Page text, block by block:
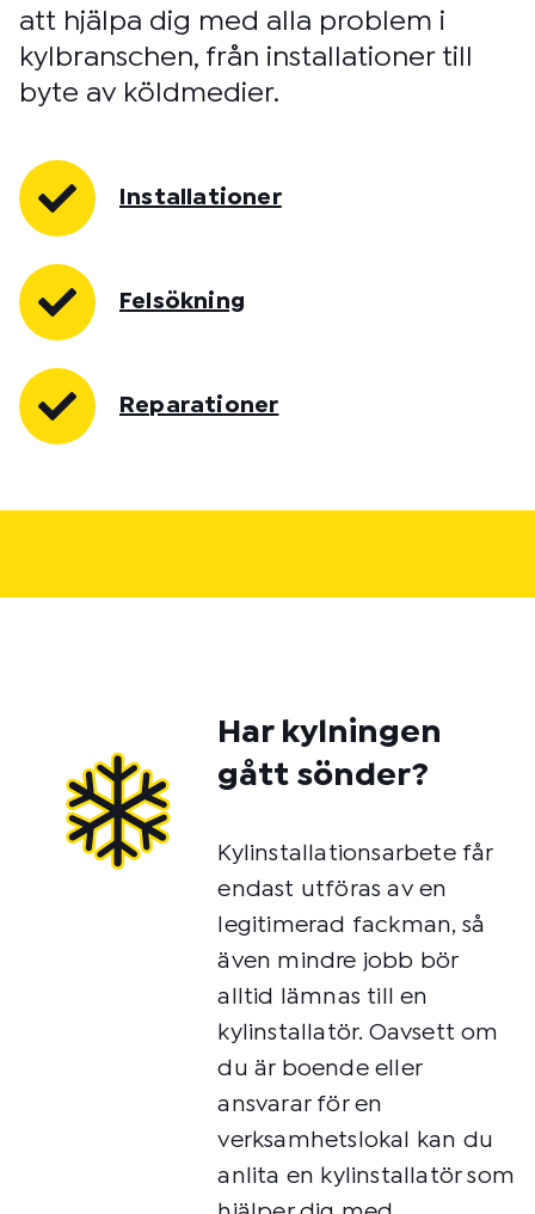
att hjälpa dig med alla problem i
kylbranschen, från installationer till
byte av köldmedier.
Installationer
Felsökning
Reparationer
Har kylningen
gått sönder?
Kylinstallationsarbete får
endast utföras av en
legitimerad fackman, så
även mindre jobb bör
alltid lämnas till en
kylinstallatör. Oavsett om
du är boende eller
ansvarar för en
verksamhetslokal kan du
anlita en kylinstallatör som